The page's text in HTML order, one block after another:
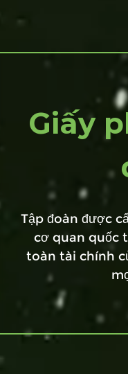
Giấy
Tập đoàn được
cơ quan quốc
toàn tài chính